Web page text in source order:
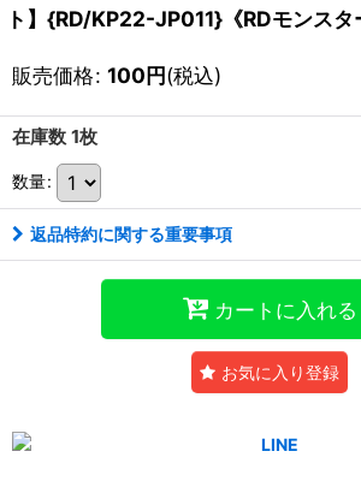
ト】{RD/KP22-JP011}《RDモンスタ
販売価格: 100円(税込)
在庫数 1枚
数量:
返品特約に関する重要事項
カートに入れる
お気に入り登録